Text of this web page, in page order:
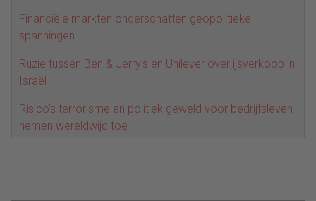
Financiële markten onderschatten geopolitieke
spanningen
Ruzie tussen Ben & Jerry’s en Unilever over ijsverkoop in
Israël
Risico’s terrorisme en politiek geweld voor bedrijfsleven
nemen wereldwijd toe